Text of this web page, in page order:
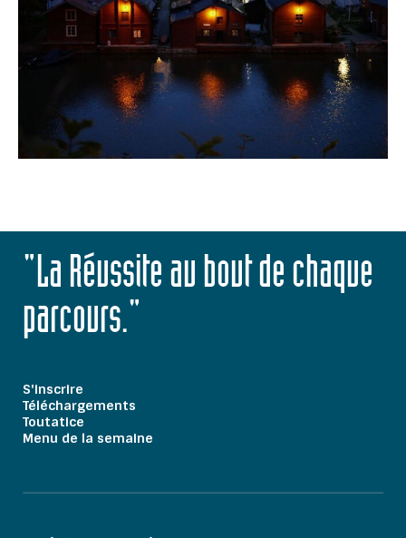
"La Réussite au bout de chaque
parcours."
S'inscrire
Téléchargements
Toutatice
Menu de la semaine